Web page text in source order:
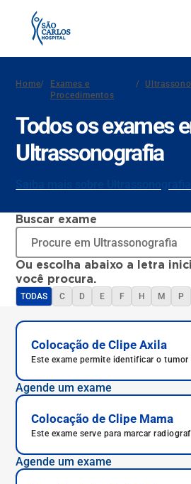
Home/
Exames e
Procedimentos
/
Todos os exames
Ultrassonografia
Buscar exame
Ou escolha abaixo a letra
você procura.
TODAS C D E F H M P
Colocação de Clipe Axila
Este exame permite identificar o
Agende um exame
Colocação de Clipe Mama
Este exame serve para marcar
Agende um exame